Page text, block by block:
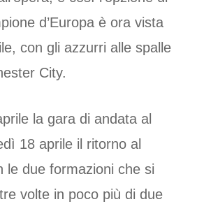
d’Europa è ora vista
con gli azzurri alle spalle
City.
la gara di andata al
18 aprile il ritorno al
le due formazioni che si
volte in poco più di due